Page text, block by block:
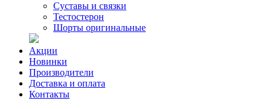
Суставы и связки
Тестостерон
Шорты оригинальные
Акции
Новинки
Производители
Доставка и оплата
Контакты